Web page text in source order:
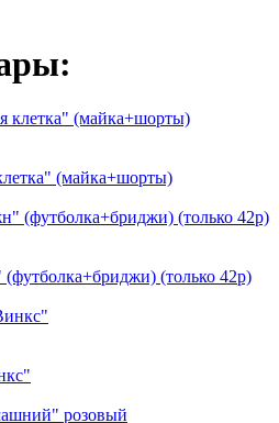
(майка+шорты)
(только 42р)